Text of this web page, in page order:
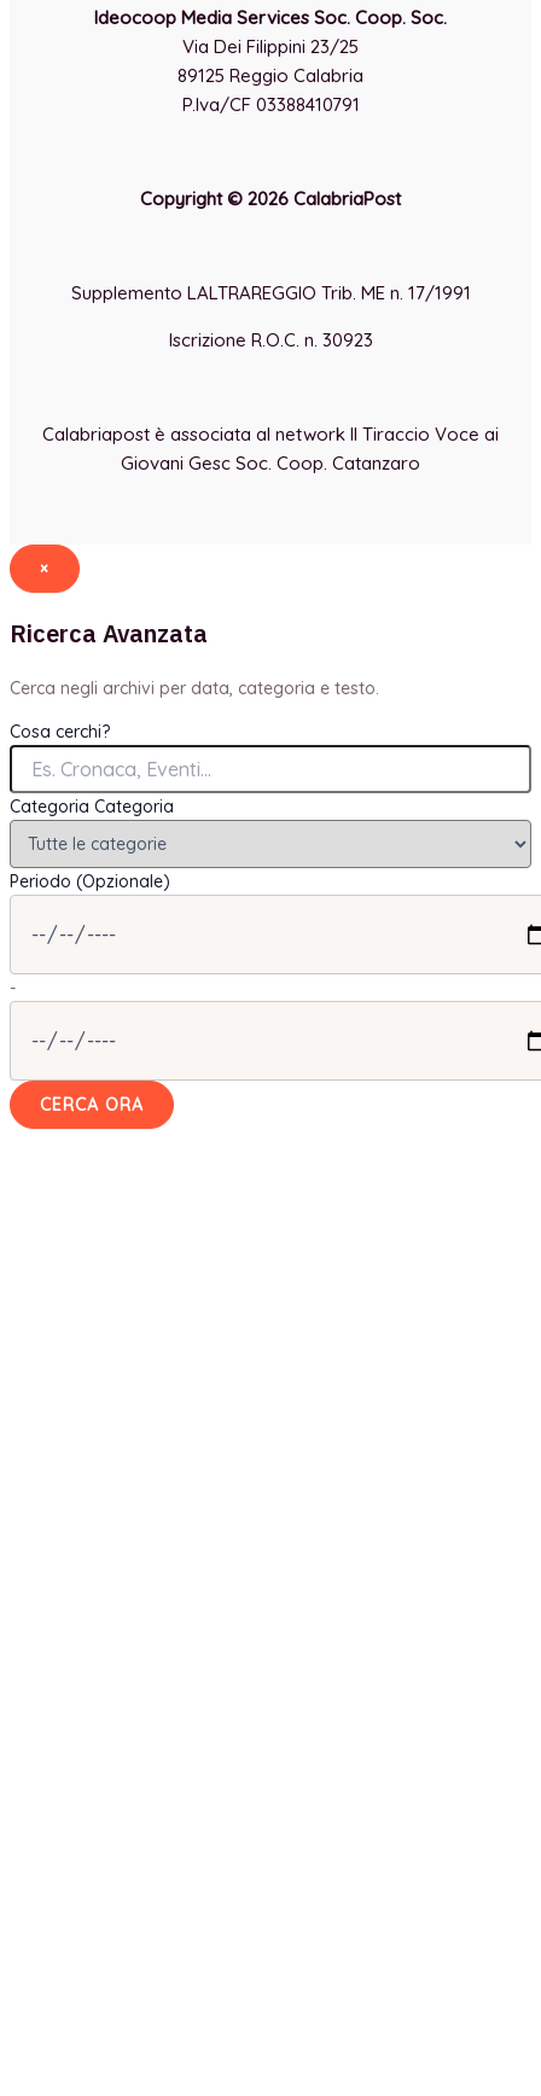
Ideocoop Media Services Soc. Coop. Soc.
Via Dei Filippini 23/25
89125 Reggio Calabria
P.Iva/CF 03388410791
Copyright © 2026 CalabriaPost
Supplemento LALTRAREGGIO Trib. ME n. 17/1991
Iscrizione R.O.C. n. 30923
Calabriapost è associata al network Il Tiraccio Voce ai
Giovani Gesc Soc. Coop. Catanzaro
×
Ricerca Avanzata
Cerca negli archivi per data, categoria e testo.
Cosa cerchi?
Categoria Categoria
Periodo (Opzionale)
-
CERCA ORA